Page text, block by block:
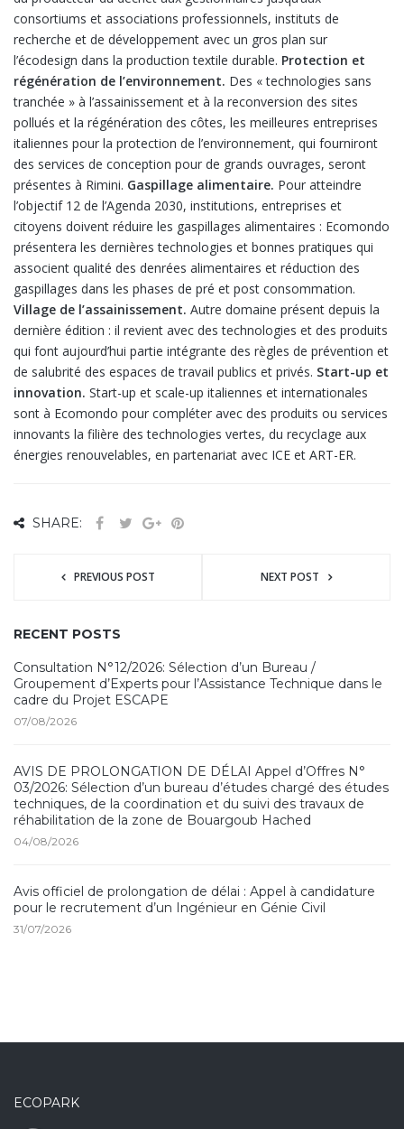
consortiums et associations professionnels, instituts de
recherche et de développement avec un gros plan sur
l’écodesign dans la production textile durable. Protection et
régénération de l’environnement. Des « technologies sans
tranchée » à l’assainissement et à la reconversion des sites
pollués et la régénération des côtes, les meilleures entreprises
italiennes pour la protection de l’environnement, qui fourniront
des services de conception pour de grands ouvrages, seront
présentes à Rimini. Gaspillage alimentaire. Pour atteindre
l’objectif 12 de l’Agenda 2030, institutions, entreprises et
citoyens doivent réduire les gaspillages alimentaires : Ecomondo
présentera les dernières technologies et bonnes pratiques qui
associent qualité des denrées alimentaires et réduction des
gaspillages dans les phases de pré et post consommation.
Village de l’assainissement. Autre domaine présent depuis la
dernière édition : il revient avec des technologies et des produits
qui font aujourd’hui partie intégrante des règles de prévention et
de salubrité des espaces de travail publics et privés. Start-up et
innovation. Start-up et scale-up italiennes et internationales
sont à Ecomondo pour compléter avec des produits ou services
innovants la filière des technologies vertes, du recyclage aux
énergies renouvelables, en partenariat avec ICE et ART-ER.
SHARE:
PREVIOUS POST NEXT POST
RECENT POSTS
Consultation N°12/2026: Sélection d’un Bureau /
Groupement d’Experts pour l’Assistance Technique dans le
cadre du Projet ESCAPE
07/08/2026
AVIS DE PROLONGATION DE DÉLAI Appel d’Offres N°
03/2026: Sélection d’un bureau d’études chargé des études
techniques, de la coordination et du suivi des travaux de
réhabilitation de la zone de Bouargoub Hached
04/08/2026
Avis officiel de prolongation de délai : Appel à candidature
pour le recrutement d’un Ingénieur en Génie Civil
31/07/2026
ECOPARK